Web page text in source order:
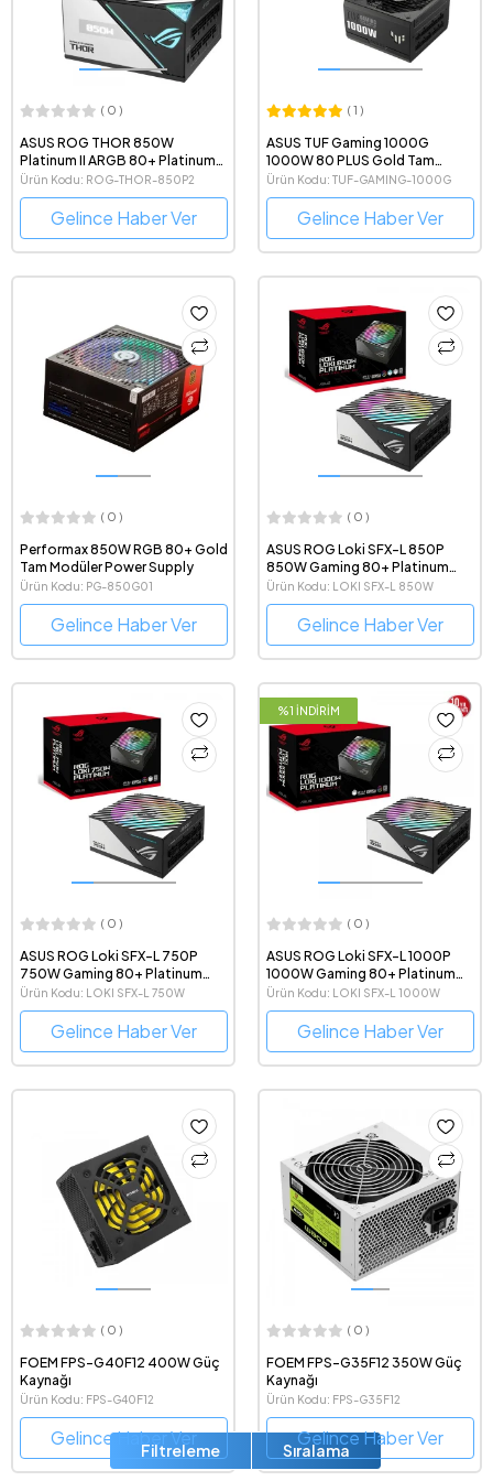
Filtreleme Sıralama
( 0 )
ASUS ROG THOR 850W
Platinum II ARGB 80+ Platinum
Tam Modüler Güç Kaynağı
Ürün Kodu: ROG-THOR-850P2
Gelince Haber Ver
( 1 )
ASUS TUF Gaming 1000G
1000W 80 PLUS Gold Tam
Modüler ATX 3.0 Uyumlu Power
Supply
Ürün Kodu: TUF-GAMING-1000G
Gelince Haber Ver
( 0 )
Performax 850W RGB 80+ Gold
Tam Modüler Power Supply
Ürün Kodu: PG-850G01
Gelince Haber Ver
( 0 )
ASUS ROG Loki SFX-L 850P
850W Gaming 80+ Platinum
Tam Modüler Güç Kaynağı
Ürün Kodu: LOKI SFX-L 850W
Gelince Haber Ver
( 0 )
ASUS ROG Loki SFX-L 750P
750W Gaming 80+ Platinum
Tam Modüler Güç Kaynağı
Ürün Kodu: LOKI SFX-L 750W
Gelince Haber Ver
%1 İNDİRİM
( 0 )
ASUS ROG Loki SFX-L 1000P
1000W Gaming 80+ Platinum
Tam Modüler Güç Kaynağı
Ürün Kodu: LOKI SFX-L 1000W
Gelince Haber Ver
( 0 )
FOEM FPS-G40F12 400W Güç
Kaynağı
Ürün Kodu: FPS-G40F12
Gelince Haber Ver
( 0 )
FOEM FPS-G35F12 350W Güç
Kaynağı
Ürün Kodu: FPS-G35F12
Gelince Haber Ver